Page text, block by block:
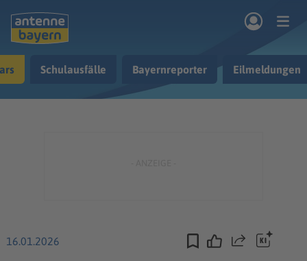
Ratgeber
Schulausfälle Bayernreporter Eilmeldungen
16.01.2026 Teilen